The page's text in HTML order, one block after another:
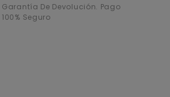
Garantía De Devolución. Pago
100% Seguro